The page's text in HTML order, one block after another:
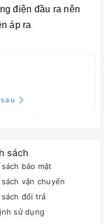
điện đầu ra nên
áp ra
sách
bảo mật
vận chuyển
đổi trả
sử dụng